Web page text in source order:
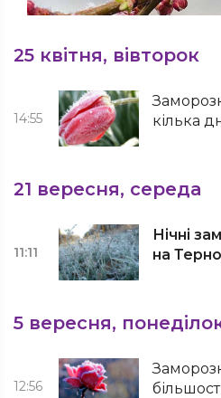
25 квітня, вівторок
14:55
кілька
21 вересня, середа
11:11
Нічні
на
5 вересня,
12:56